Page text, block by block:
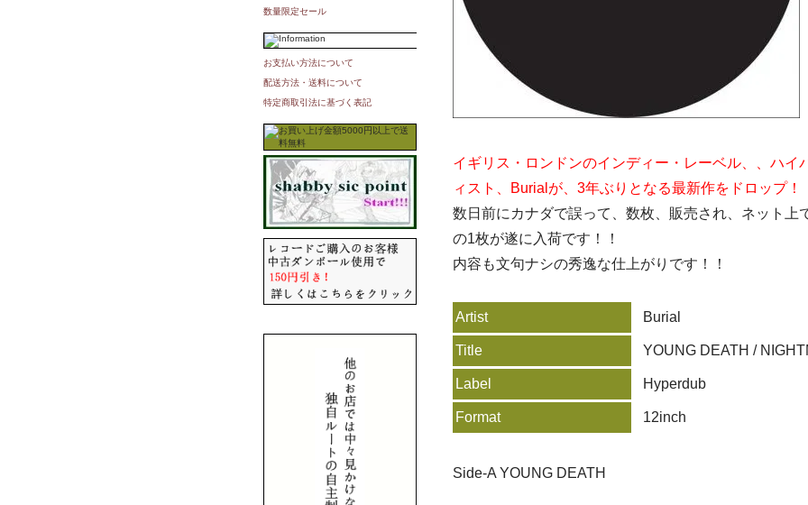
数量限定セール
お支払い方法について
配送方法・送料について
特定商取引法に基づく表記
イギリス・ロンドンのインディー・レーベル、、ハイ
ィスト、Burialが、3年ぶりとなる最新作をドロップ！
数日前にカナダで誤って、数枚、販売され、ネット上
の1枚が遂に入荷です！！
内容も文句ナシの秀逸な仕上がりです！！
Artist Burial
Title YOUNG DEATH /
Label Hyperdub
Format 12inch
Side-A YOUNG DEATH